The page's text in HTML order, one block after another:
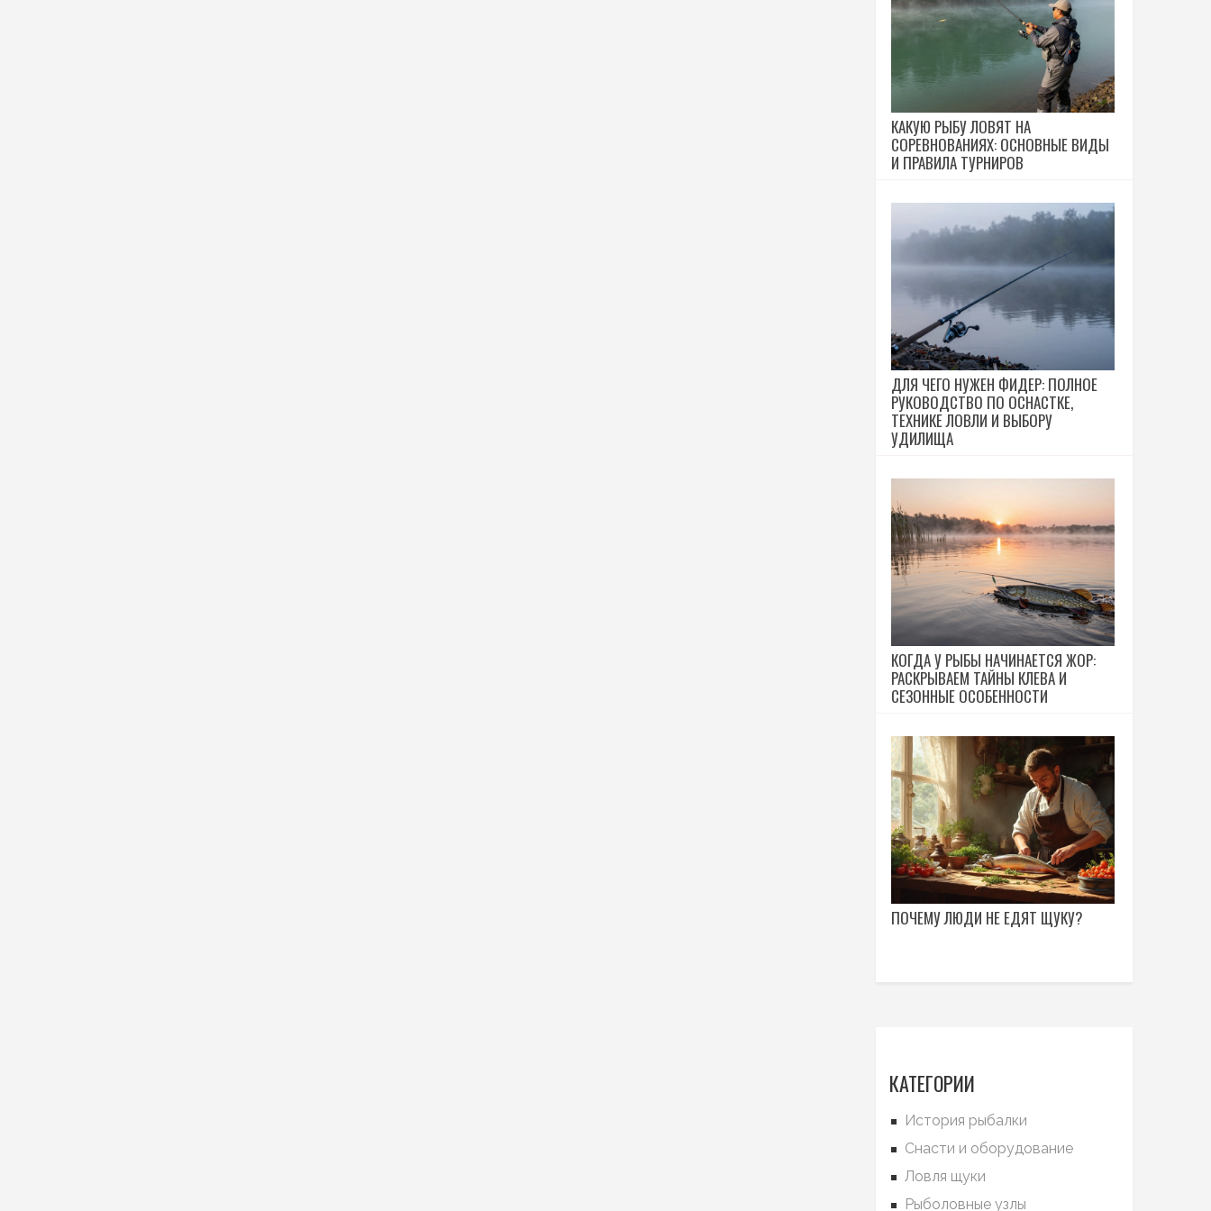
КАКУЮ РЫБУ ЛОВЯТ НА
СОРЕВНОВАНИЯХ: ОСНОВНЫЕ ВИДЫ
И ПРАВИЛА ТУРНИРОВ
ДЛЯ ЧЕГО НУЖЕН ФИДЕР: ПОЛНОЕ
РУКОВОДСТВО ПО ОСНАСТКЕ,
ТЕХНИКЕ ЛОВЛИ И ВЫБОРУ
УДИЛИЩА
КОГДА У РЫБЫ НАЧИНАЕТСЯ ЖОР:
РАСКРЫВАЕМ ТАЙНЫ КЛЕВА И
СЕЗОННЫЕ ОСОБЕННОСТИ
ПОЧЕМУ ЛЮДИ НЕ ЕДЯТ ЩУКУ?
КАТЕГОРИИ
История рыбалки
Снасти и оборудование
Ловля щуки
Рыболовные узлы